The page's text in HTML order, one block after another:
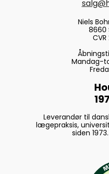
Niels
8660
Mandag-
Leverandør til
lægepraksis,
siden 1973.